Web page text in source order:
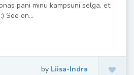
pani minu kampsuni selga, et
See on...
by Liisa-Indra